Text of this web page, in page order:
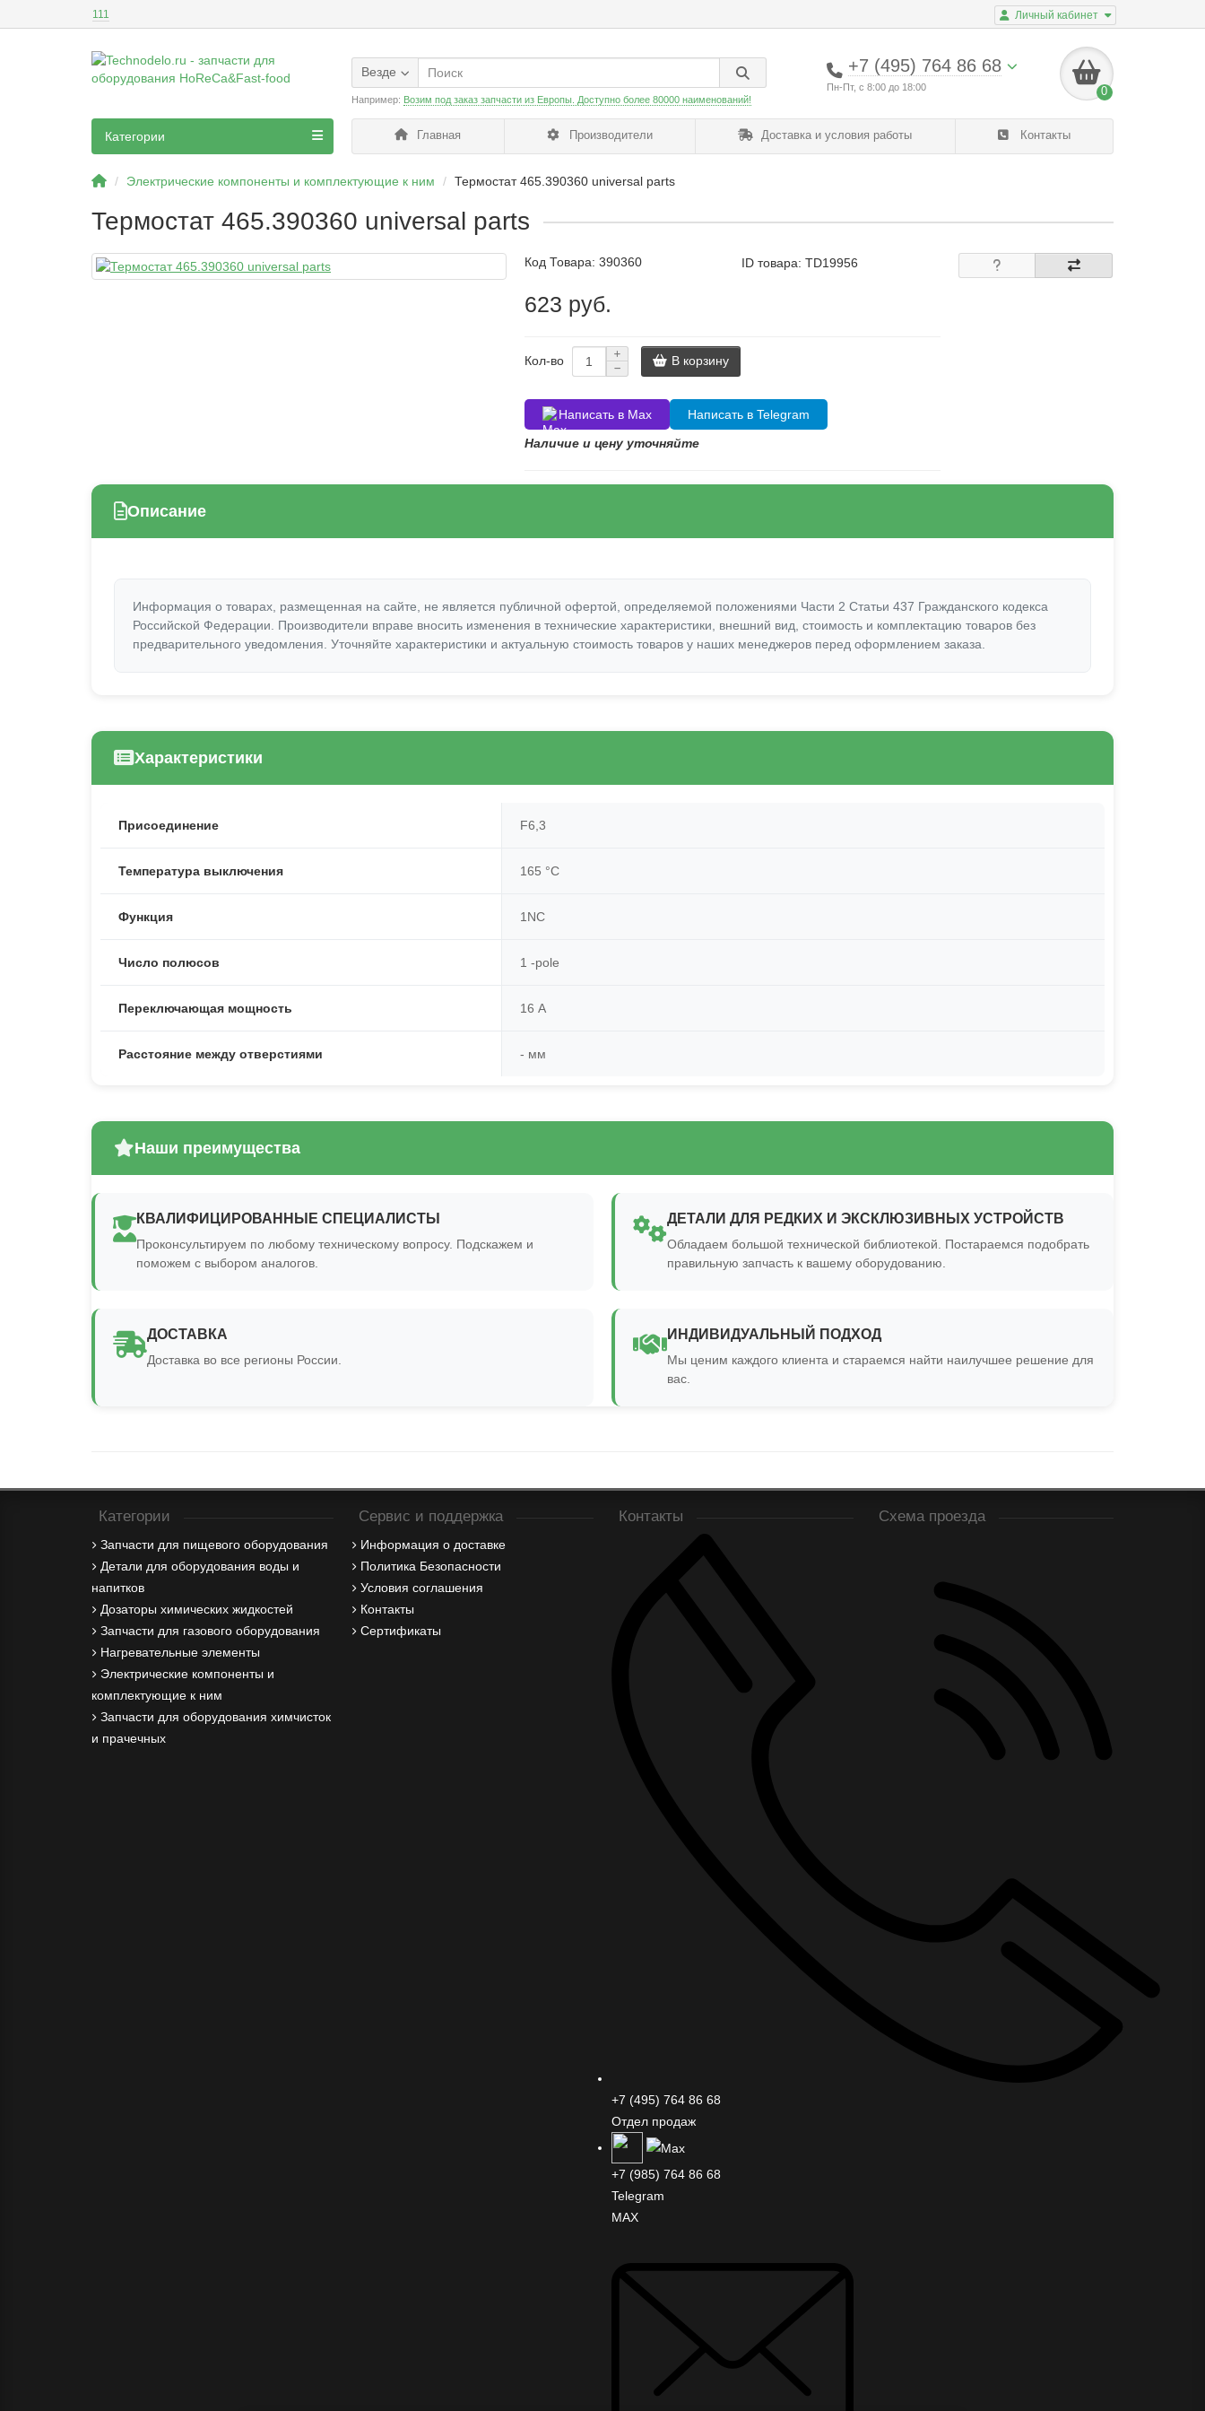
Личный кабинет
111
+7 (495) 764 86 68
Пн-Пт, с 8:00 до 18:00 0
Везде
Например: Возим под заказ запчасти из Европы. Доступно более 80000 наименований!
Главная Производители Доставка и условия работы Контакты
Категории
Электрические компоненты и комплектующие к ним Термостат 465.390360 universal parts
Термостат 465.390360 universal parts
Код Товара:390360 ID товара: TD19956
623 руб.
Кол-во В корзину
Написать в Max
Написать в Telegram
Наличие и цену уточняйте
Описание
Информация о товарах, размещенная на сайте, не является публичной офертой, определяемой положениями Части 2 Статьи 437 Гражданского кодекса
Российской Федерации. Производители вправе вносить изменения в технические характеристики, внешний вид, стоимость и комплектацию товаров без
предварительного уведомления. Уточняйте характеристики и актуальную стоимость товаров у наших менеджеров перед оформлением заказа.
Характеристики
Присоединение F6,3
Температура выключения 165 °C
Функция 1NC
Число полюсов 1 -pole
Переключающая мощность 16 А
Расстояние между отверстиями - мм
Наши преимущества
КВАЛИФИЦИРОВАННЫЕ СПЕЦИАЛИСТЫ
Проконсультируем по любому техническому вопросу. Подскажем и
поможем с выбором аналогов.
ДЕТАЛИ ДЛЯ РЕДКИХ И ЭКСКЛЮЗИВНЫХ УСТРОЙСТВ
Обладаем большой технической библиотекой. Постараемся подобрать
правильную запчасть к вашему оборудованию.
ДОСТАВКА
Доставка во все регионы России.
ИНДИВИДУАЛЬНЫЙ ПОДХОД
Мы ценим каждого клиента и стараемся найти наилучшее решение для
вас.
Категории
Запчасти для пищевого оборудования
Детали для оборудования воды и
напитков
Дозаторы химических жидкостей
Запчасти для газового оборудования
Нагревательные элементы
Электрические компоненты и
комплектующие к ним
Запчасти для оборудования химчисток
и прачечных
Сервис и поддержка
Информация о доставке
Политика Безопасности
Условия соглашения
Контакты
Сертификаты
Контакты
+7 (495) 764 86 68
Отдел продаж
+7 (985) 764 86 68
Telegram
MAX
Схема проезда